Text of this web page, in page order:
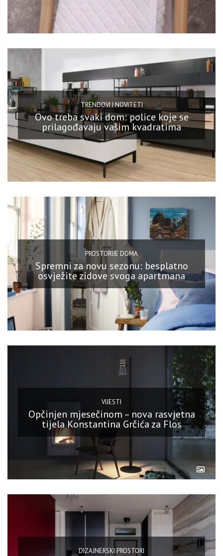
TRENDOVI I NOVITETI
Ovo treba svaki dom: police koje se
prilagođavaju vašim kvadratima
PROSTORIJE DOMA
Spremni za novu sezonu: besplatno
osvježite zidove svoga apartmana
VIJESTI
Opčinjen mjesečinom – nova rasvjetna
tijela Konstantina Grčića za Flos
DIZAJNERSKI PROSTORI